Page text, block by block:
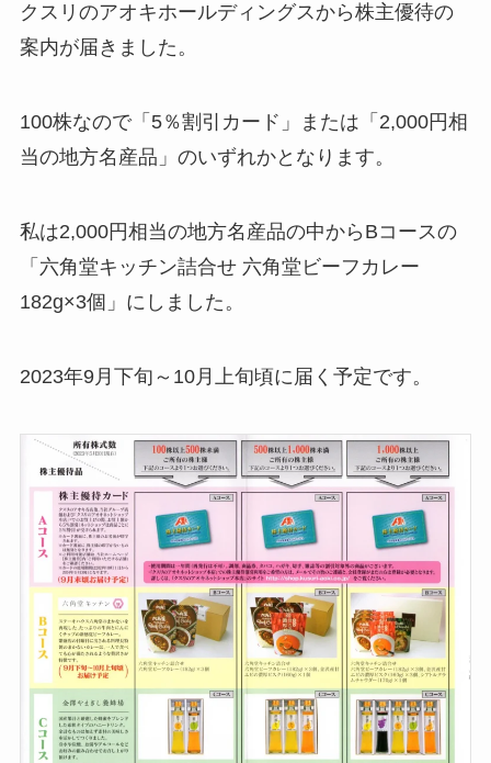
クスリのアオキホールディングスから株主優待の
案内が届きました。
100株なので「5％割引カード」または「2,000円相
当の地方名産品」のいずれかとなります。
私は2,000円相当の地方名産品の中からBコースの
「六角堂キッチン詰合せ 六角堂ビーフカレー
182g×3個」にしました。
2023年9月下旬～10月上旬頃に届く予定です。